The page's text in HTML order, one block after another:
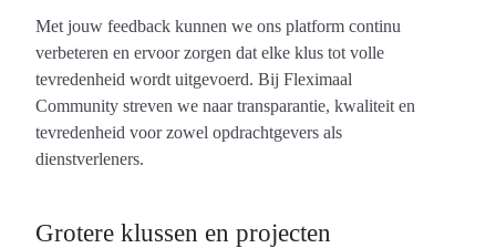
Met jouw feedback kunnen we ons platform continu
verbeteren en ervoor zorgen dat elke klus tot volle
tevredenheid wordt uitgevoerd. Bij Fleximaal
Community streven we naar transparantie, kwaliteit en
tevredenheid voor zowel opdrachtgevers als
dienstverleners.
Grotere klussen en projecten